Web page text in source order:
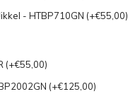
- HTBP710GN (+€55,00)
(+€55,00)
(+€125,00)